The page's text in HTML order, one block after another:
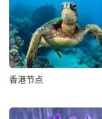
香港节点